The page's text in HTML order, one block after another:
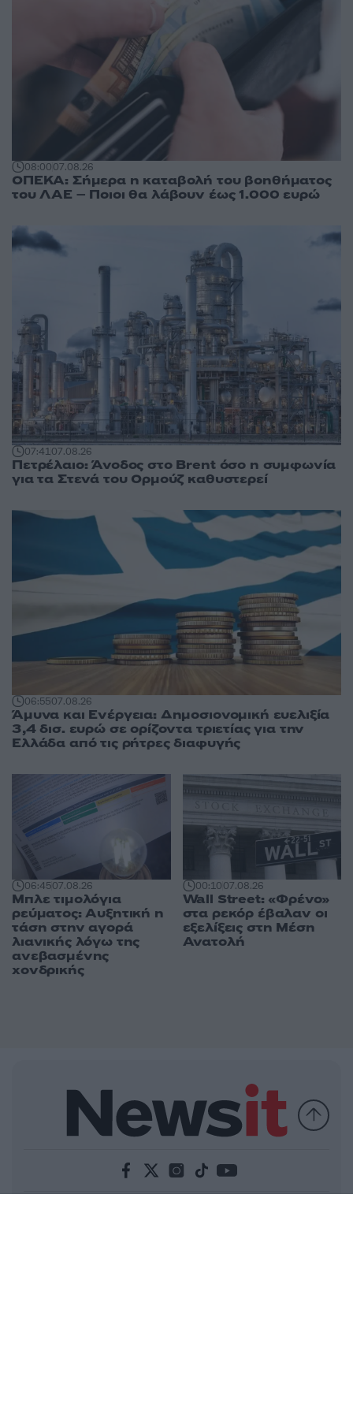
08:0007.08.26
ΟΠΕΚΑ: Σήμερα η καταβολή του βοηθήματος
του ΛΑΕ – Ποιοι θα λάβουν έως 1.000 ευρώ
07:4107.08.26
Πετρέλαιο: Άνοδος στο Brent όσο η συμφωνία
για τα Στενά του Ορμούζ καθυστερεί
06:5507.08.26
Άμυνα και Ενέργεια: Δημοσιονομική ευελιξία
3,4 δισ. ευρώ σε ορίζοντα τριετίας για την
Ελλάδα από τις ρήτρες διαφυγής
06:4507.08.26
Μπλε τιμολόγια
ρεύματος: Αυξητική η
τάση στην αγορά
λιανικής λόγω της
ανεβασμένης
χονδρικής
00:1007.08.26
Wall Street: «Φρένο»
στα ρεκόρ έβαλαν οι
εξελίξεις στη Μέση
Ανατολή